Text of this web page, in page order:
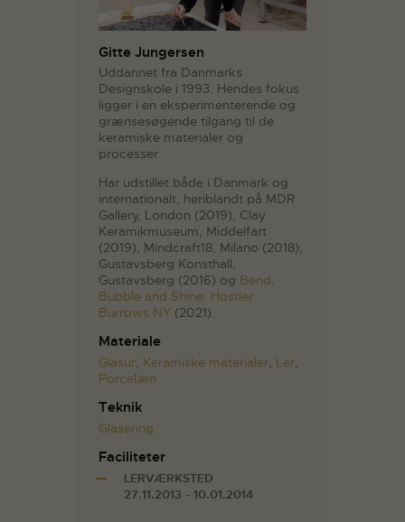
Gitte Jungersen
Uddannet fra Danmarks
Designskole i 1993. Hendes fokus
ligger i en eksperimenterende og
grænsesøgende tilgang til de
keramiske materialer og
processer.
Har udstillet både i Danmark og
internationalt, heriblandt på MDR
Gallery, London (2019), Clay
Keramikmuseum, Middelfart
(2019), Mindcraft18, Milano (2018),
Gustavsberg Konsthall,
Gustavsberg (2016) og Bend,
Bubble and Shine: Hostler
Burrows NY (2021).
Materiale
Glasur, Keramiske materialer, Ler,
Porcelæn
Teknik
Glasering
Faciliteter
LERVÆRKSTED
27.11.2013 - 10.01.2014